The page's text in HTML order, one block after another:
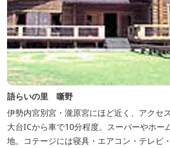
語らいの里 噺野
伊勢内宮別宮・瀧原宮にほど近く、アクセ
大台ICから車で10分程度。スーパーやホー
地。コテージには寝具・エアコン・テレビ